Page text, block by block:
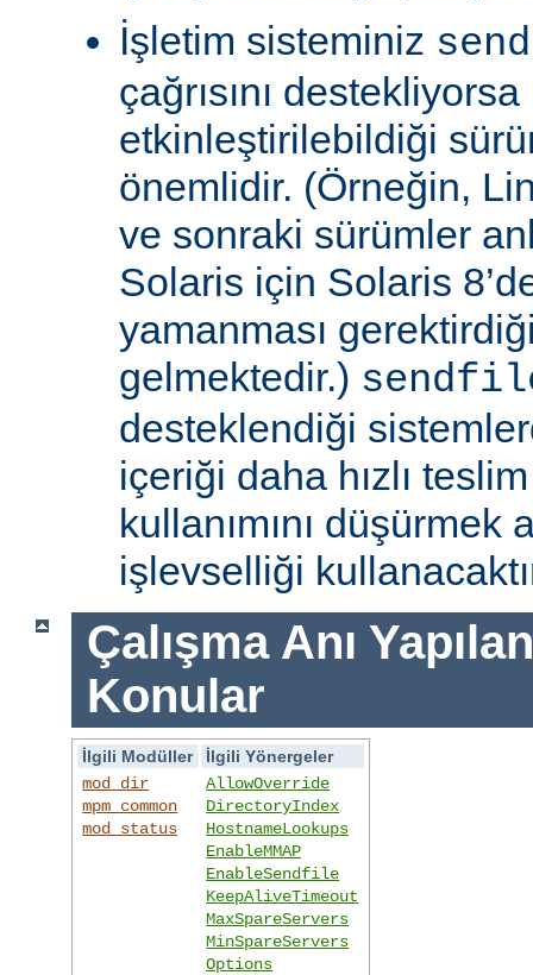
İşletim sisteminiz
çağrısını
etkinleştirilebildiği
önemlidir. (Örneğin,
ve sonraki sürümler
Solaris için Solaris
yamanması
gelmektedir.)
desteklendiği
içeriği daha hızlı
kullanımını düşürmek
işlevselliği
Çalışma Anı
Konular
İlgili Modüller
İlgili Yönergeler
mod_dir
mpm_common
mod_status
AllowOverride
DirectoryIndex
HostnameLookups
EnableMMAP
EnableSendfile
KeepAliveTimeout
MaxSpareServers
MinSpareServers
Options